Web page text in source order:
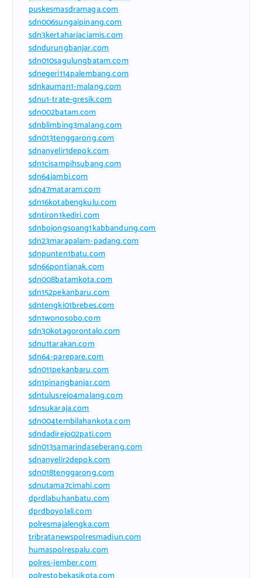
puskesmasdramaga.com
sdn006sungaipinang.com
sdn3kertaharjaciamis.com
sdndurungbanjar.com
sdn010sagulungbatam.com
sdnegeri114palembang.com
sdnkauman1-malang.com
sdnu1-trate-gresik.com
sdn002batam.com
sdnblimbing3malang.com
sdn013tenggarong.com
sdnanyelir1depok.com
sdn1cisampihsubang.com
sdn64jambi.com
sdn47mataram.com
sdn16kotabengkulu.com
sdntiron1kediri.com
sdnbojongsoang1kabbandung.com
sdn23marapalam-padang.com
sdnpunten1batu.com
sdn66pontianak.com
sdn008batamkota.com
sdn152pekanbaru.com
sdntengki01brebes.com
sdn1wonosobo.com
sdn30kotagorontalo.com
sdnu1tarakan.com
sdn64-parepare.com
sdn011pekanbaru.com
sdn1pinangbanjar.com
sdntulusrejo4malang.com
sdnsukaraja.com
sdn004tembilahankota.com
sdndadirejo02pati.com
sdn013samarindaseberang.com
sdnanyelir2depok.com
sdn018tenggarong.com
sdnutama7cimahi.com
dprdlabuhanbatu.com
dprdboyolali.com
polresmajalengka.com
tribratanewspolresmadiun.com
humaspolrespalu.com
polres-jember.com